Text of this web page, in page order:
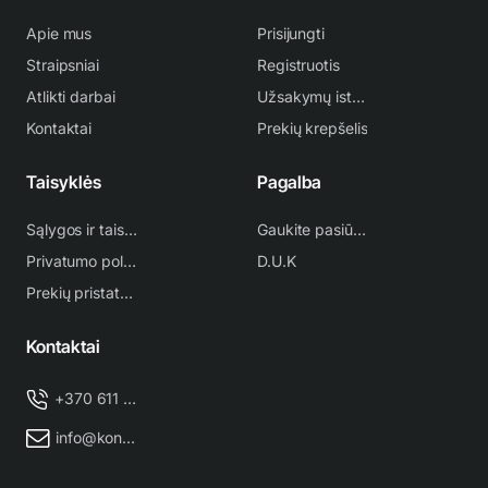
Apie mus
Straipsniai
Atlikti darbai
Kontaktai
Prisijungti
Registruotis
Užsakymų istorija
Prekių krepšelis
Taisyklės
Sąlygos ir taisyklės
Privatumo politika
Prekių pristatymas
Pagalba
Gaukite pasiūlymą
D.U.K
Kontaktai
+370 611 38 500
info@kondicionieriu-meistras.lt